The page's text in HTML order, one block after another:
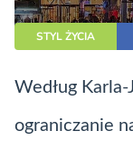
STYL ŻYCIA
Według
ograniczanie